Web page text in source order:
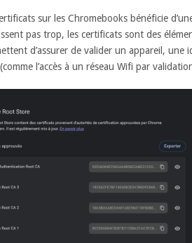
sur les Chromebooks bénéficie
pas trop, les certificats sont des
d’assurer de valider un appareil, une
l’accès à un réseau Wifi par